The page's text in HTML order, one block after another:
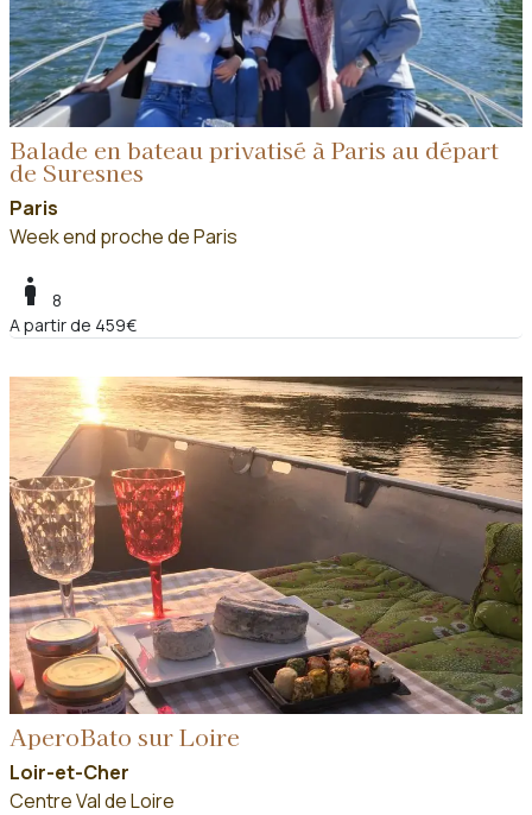
Balade en bateau privatisé à Paris au départ
de Suresnes
Paris
Week end proche de Paris
boy
8
A partir de 459€
AperoBato sur Loire
Loir-et-Cher
Centre Val de Loire